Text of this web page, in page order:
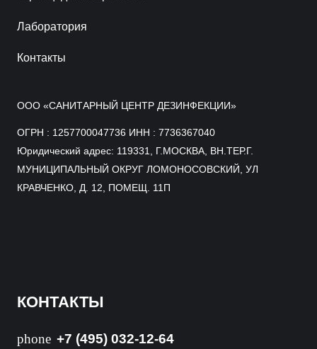
Лаборатория
Контакты
ООО «САНИТАРНЫЙ ЦЕНТР ДЕЗИНФЕКЦИИ»
ОГРН : 1257700047736 ИНН : 7736367040
Юридический адрес: 119331, Г.МОСКВА, ВН.ТЕР.Г.
МУНИЦИПАЛЬНЫЙ ОКРУГ ЛОМОНОСОВСКИЙ, УЛ
КРАВЧЕНКО, Д. 12, ПОМЕЩ. 11П
КОНТАКТЫ
phone +7 (495) 032-12-64